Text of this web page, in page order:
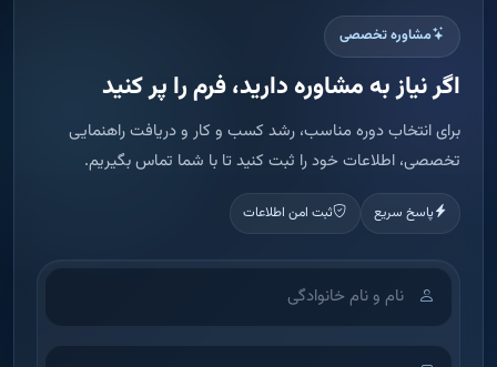
مشاوره تخصصی
اگر نیاز به مشاوره دارید، فرم را پر کنید
برای انتخاب دوره مناسب، رشد کسب و کار و دریافت راهنمایی
تخصصی، اطلاعات خود را ثبت کنید تا با شما تماس بگیریم.
پاسخ سریع ثبت امن اطلاعات